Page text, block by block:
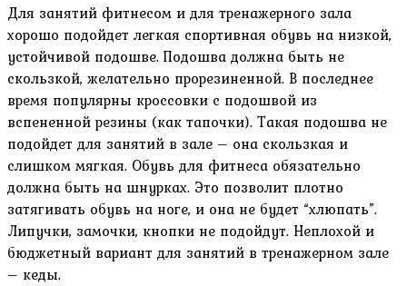
Для занятий фитнесом и для тренажерного зала
хорошо подойдет легкая спортивная обувь на низкой,
устойчивой подошве. Подошва должна быть не
скользкой, желательно прорезиненной. В последнее
время популярны кроссовки с подошвой из
вспененной резины (как тапочки). Такая подошва не
подойдет для занятий в зале – она скользкая и
слишком мягкая. Обувь для фитнеса обязательно
должна быть на шнурках. Это позволит плотно
затягивать обувь на ноге, и она не будет “хлюпать”.
Липучки, замочки, кнопки не подойдут. Неплохой и
бюджетный вариант для занятий в тренажерном зале
– кеды.